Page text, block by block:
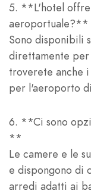
5. **L'hotel
aeroportuale?**
Sono disponibili
direttamente
troverete anche
per l'aeroporto
6. **Ci sono
**
Le camere e le
e dispongono di
arredi adatti ai